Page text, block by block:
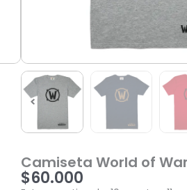
Camiseta World of
$60.000